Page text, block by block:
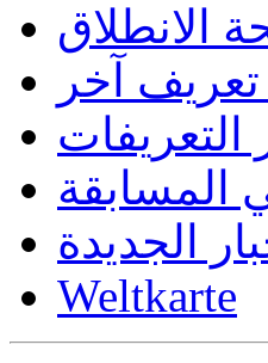
الانطلاق
تعريف آخر
التعريفات
المسابقة
الجديدة
Weltkarte